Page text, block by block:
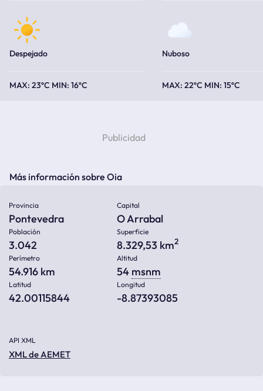
Despejado
23ºC 16ºC
Nuboso
22ºC 15ºC
Más información sobre Oia
Provincia
Pontevedra
Capital
O Arrabal
Población
3.042
Superficie
8.329,53 km2
Perímetro
54.916 km
Altitud
54 msnm
Latitud
42.00115844
Longitud
-8.87393085
API XML
XML de AEMET